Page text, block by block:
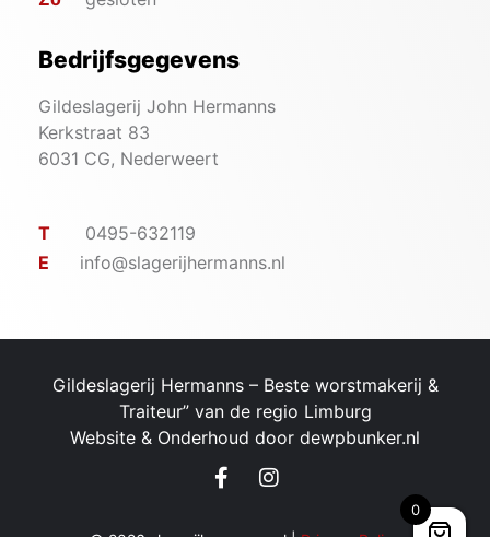
Bedrijfsgegevens
Gildeslagerij John Hermanns
Kerkstraat 83
6031 CG, Nederweert
T
0495-632119
E
info@slagerijhermanns.nl
Gildeslagerij Hermanns – ​Beste worstmakerij &
Traiteur” van de regio Limburg
Website & Onderhoud door dewpbunker.nl
0